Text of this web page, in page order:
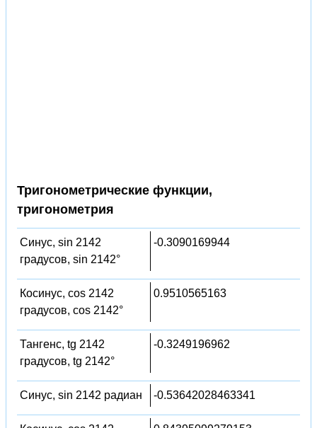
Тригонометрические функции,
тригонометрия
Синус, sin 2142
градусов, sin 2142°
-0.3090169944
Косинус, cos 2142
градусов, cos 2142°
0.9510565163
Тангенс, tg 2142
градусов, tg 2142°
-0.3249196962
Синус, sin 2142 радиан -0.53642028463341